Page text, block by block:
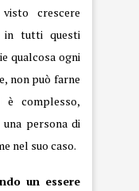
crescere
in tutti questi
qualcosa ogni
non può farne
è complesso,
persona di
nel suo caso.
un essere